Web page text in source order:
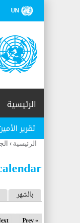
UN
الرئيسية
تقرير
أنت
هنا
الرئيسية ›
ا
ل
بالشهر